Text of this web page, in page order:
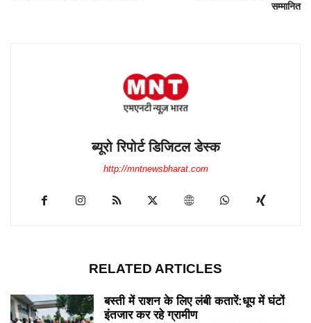
सम्मानित
ब्यूरो रिपोर्ट डिजिटल डेस्क
http://mntnewsbharat.com
RELATED ARTICLES
बस्ती में राशन के लिए लंबी कतारें:धूप में घंटों
इंतजार कर रहे ग्रामीण